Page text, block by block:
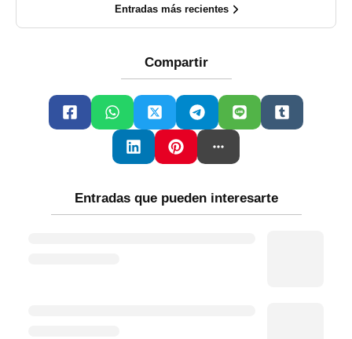
Entradas más recientes
Compartir
Entradas que pueden interesarte